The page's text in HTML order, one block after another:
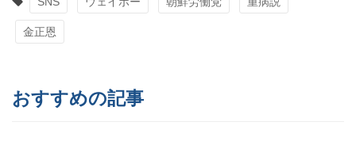
金正恩
おすすめの記事